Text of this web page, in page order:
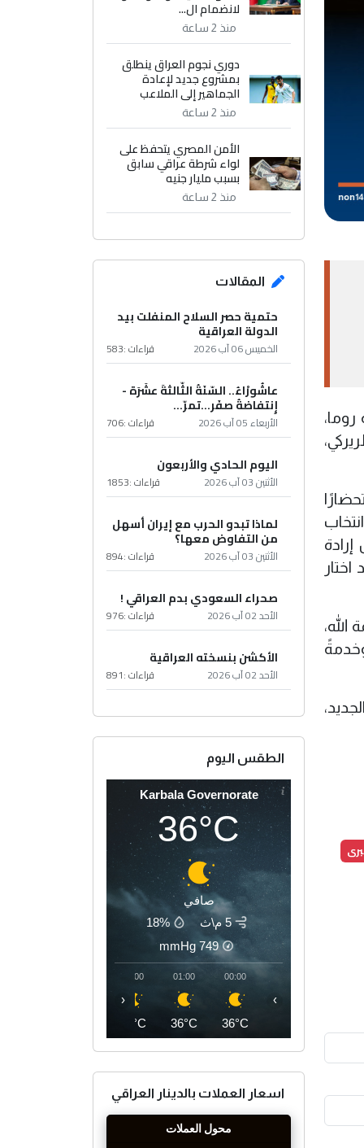
لانضمام ال...
منذ 2 ساعة
دوري نجوم العراق ينطلق
بمشروع جديد لإعادة
الجماهير إلى الملاعب
منذ 2 ساعة
الأمن المصري يتحفظ على
لواء شرطة عراقي سابق
بسبب مليار جنيه
منذ 2 ساعة
المقالات
حتمية حصر السلاح المنفلت بيد
الدولة العراقية
الخميس 06 آب 2026 قراءات :583
عاشُورْاءُ.. السّنَةُ الثّالثةَ عشَرَة -
إِنتفاضةُ صفَر…تمرّ...
الأربعاء 05 آب 2026 قراءات :706
اليوم الحادي والأربعون
الأثنين 03 آب 2026 قراءات :1853
لماذا تبدو الحرب مع إيران أسهل
من التفاوض معها؟
الأثنين 03 آب 2026 قراءات :894
صحراء السعودي بدم العراقي !
الأحد 02 آب 2026 قراءات :976
الأكشن بنسخته العراقية
الأحد 02 آب 2026 قراءات :891
الطقس اليوم
Karbala Governorate
36°C
صافي
5 م\ث
18%
749
mmHg
00:00
36°C
01:00
36°C
02:00
36°C
‹ ›
اسعار العملات بالدينار العراقي